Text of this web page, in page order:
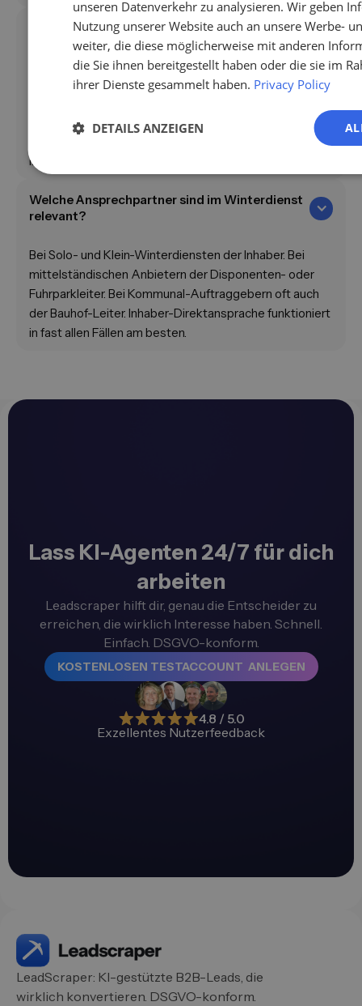
Wie wirkt sich der Klimawandel auf
Winterdienste aus?
Bei Solo- und Klein-Winterdiensten der Inhaber. Bei
Fuhrparkleiter. Bei Kommunal-Auftraggebern oft auch
der Bauhof-Leiter. Inhaber-Direktansprache funktioniert
in fast allen Fällen am besten.
Welche Ansprechpartner sind im Winterdienst
relevant?
Bei Solo- und Klein-Winterdiensten der Inhaber. Bei
mittelständischen Anbietern der Disponenten- oder
Fuhrparkleiter. Bei Kommunal-Auftraggebern oft auch
der Bauhof-Leiter. Inhaber-Direktansprache funktioniert
in fast allen Fällen am besten.
Lass KI-Agenten 24/7 für dich
arbeiten
Leadscraper hilft dir, genau die Entscheider zu
erreichen, die wirklich Interesse haben. Schnell.
Einfach. DSGVO-konform.
KOSTENLOSEN TESTACCOUNT ANLEGEN
4.8 / 5.0
Exzellentes Nutzerfeedback
LeadScraper: KI-gestützte B2B-Leads, die
wirklich konvertieren. DSGVO-konform.
unseren Datenverkehr zu analysieren. Wir geben
Nutzung unserer Website auch an unsere Werbe-
weiter, die diese möglicherweise mit anderen
die Sie ihnen bereitgestellt haben oder die sie im
ihrer Dienste gesammelt haben. Privacy Policy
DETAILS ANZEIGEN